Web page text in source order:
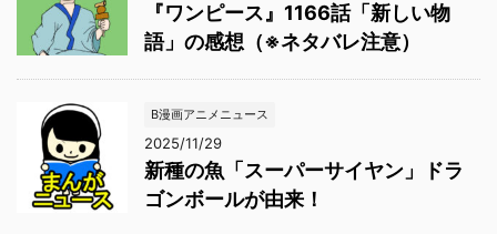
『ワンピース』1166話「新しい物
語」の感想（※ネタバレ注意）
B漫画アニメニュース
2025/11/29
新種の魚「スーパーサイヤン」ドラ
ゴンボールが由来！